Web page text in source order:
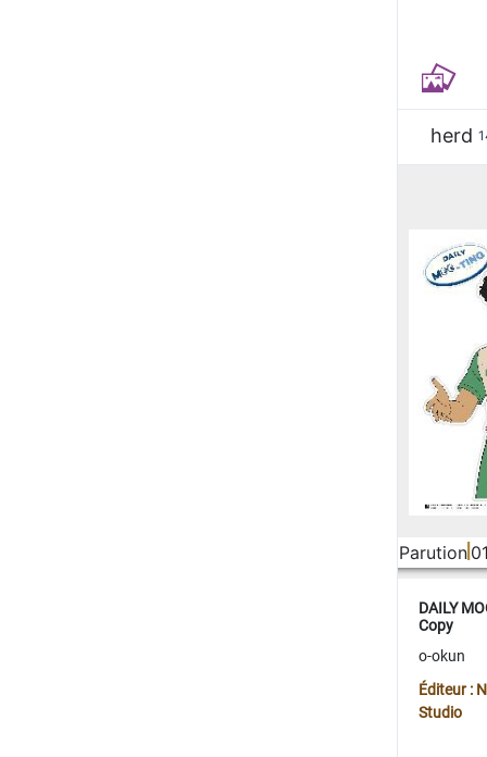
herd
Parution
DAILY
Copy
o-okun
Éditeur :
Studio